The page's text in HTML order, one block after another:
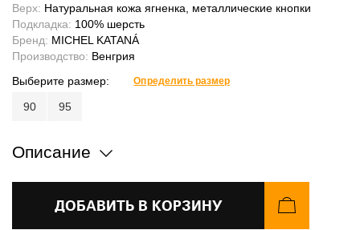
Верх: Натуральная кожа ягненка, металлические кнопки
Подкладка: 100% шерсть
Бренд: MICHEL KATANÁ
Производство: Венгрия
Выберите размер:
Определить размер
90 95
Описание
ДОБАВИТЬ В КОРЗИНУ